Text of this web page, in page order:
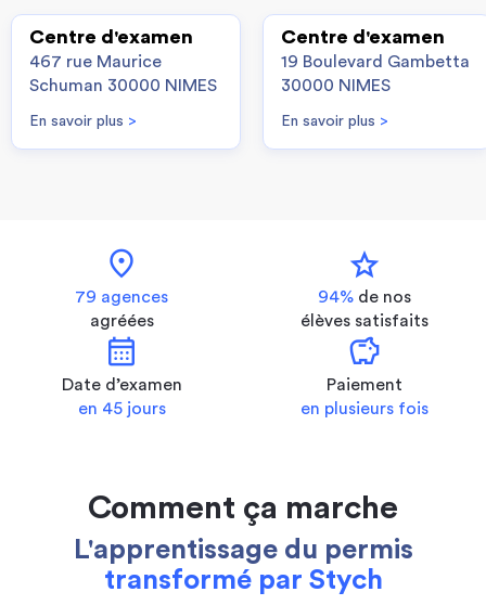
Centre d'examen
467 rue Maurice
Schuman 30000 NIMES
En savoir plus >
Centre d'examen
19 Boulevard Gambetta
30000 NIMES
En savoir plus >
location_on
79 agences
agréées
star
94% de nos
élèves satisfaits
calendar_month
Date d’examen
en 45 jours
savings
Paiement
en plusieurs fois
Comment ça marche
L'apprentissage du permis
transformé par Stych